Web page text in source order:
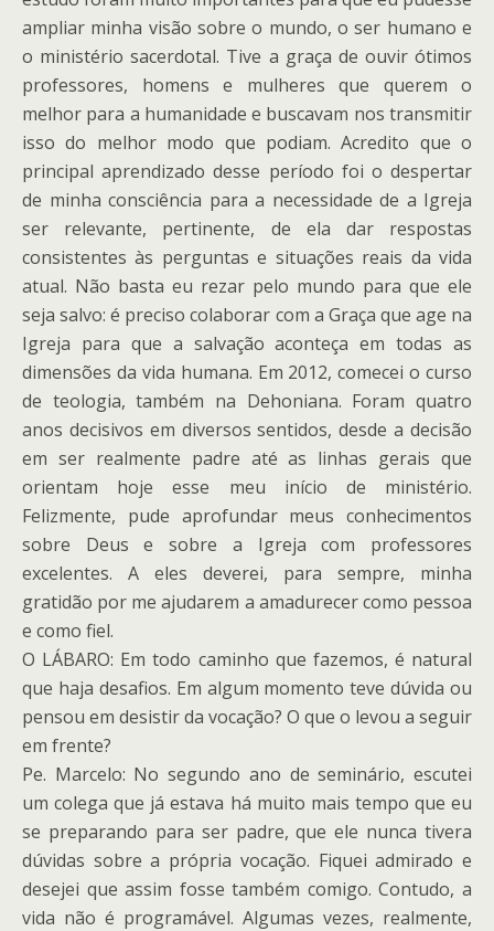
ampliar minha visão sobre o mundo, o ser humano e
o ministério sacerdotal. Tive a graça de ouvir ótimos
professores, homens e mulheres que querem o
melhor para a humanidade e buscavam nos transmitir
isso do melhor modo que podiam. Acredito que o
principal aprendizado desse período foi o despertar
de minha consciência para a necessidade de a Igreja
ser relevante, pertinente, de ela dar respostas
consistentes às perguntas e situações reais da vida
atual. Não basta eu rezar pelo mundo para que ele
seja salvo: é preciso colaborar com a Graça que age na
Igreja para que a salvação aconteça em todas as
dimensões da vida humana. Em 2012, comecei o curso
de teologia, também na Dehoniana. Foram quatro
anos decisivos em diversos sentidos, desde a decisão
em ser realmente padre até as linhas gerais que
orientam hoje esse meu início de ministério.
Felizmente, pude aprofundar meus conhecimentos
sobre Deus e sobre a Igreja com professores
excelentes. A eles deverei, para sempre, minha
gratidão por me ajudarem a amadurecer como pessoa
e como fiel.
O LÁBARO: Em todo caminho que fazemos, é natural
que haja desafios. Em algum momento teve dúvida ou
pensou em desistir da vocação? O que o levou a seguir
em frente?
Pe. Marcelo: No segundo ano de seminário, escutei
um colega que já estava há muito mais tempo que eu
se preparando para ser padre, que ele nunca tivera
dúvidas sobre a própria vocação. Fiquei admirado e
desejei que assim fosse também comigo. Contudo, a
vida não é programável. Algumas vezes, realmente,